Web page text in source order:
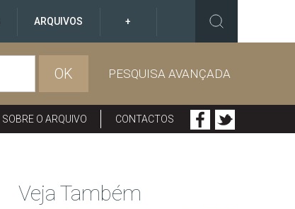
ARQUIVOS +
OK PESQUISA AVANÇADA
SOBRE O ARQUIVO CONTACTOS
Veja Também